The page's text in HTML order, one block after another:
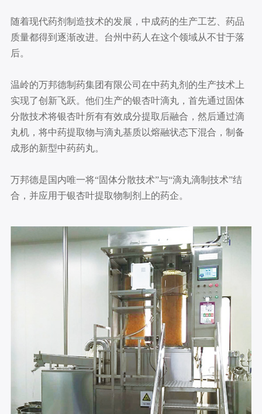
随着现代药剂制造技术的发展，中成药的生产工艺、药品
质量都得到逐渐改进。台州中药人在这个领域从不甘于落
后。
温岭的万邦德制药集团有限公司在中药丸剂的生产技术上
实现了创新飞跃。他们生产的银杏叶滴丸，首先通过固体
分散技术将银杏叶所有有效成分提取后融合，然后通过滴
丸机，将中药提取物与滴丸基质以熔融状态下混合，制备
成形的新型中药药丸。
万邦德是国内唯一将“固体分散技术”与“滴丸滴制技术”结
合，并应用于银杏叶提取物制剂上的药企。